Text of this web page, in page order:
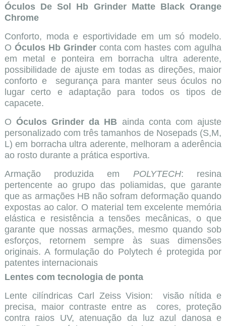
Óculos De Sol Hb Grinder Matte Black Orange
Chrome
Conforto, moda e esportividade em um só modelo.
O Óculos Hb Grinderconta com hastes com agulha
em metal e ponteira em borracha ultra aderente,
possibilidade de ajuste em todas as direções, maior
conforto e segurança para manter seus óculos no
lugar certo e adaptação para todos os tipos de
capacete.
OÓculos Grinder da HB ainda conta com ajuste
personalizado com três tamanhos de Nosepads (S,M,
L) em borracha ultra aderente, melhoram a aderência
ao rosto durante a prática esportiva.
Armação produzida em POLYTECH: resina
pertencente ao grupo das poliamidas, que garante
que as armações HB não sofram deformação quando
expostas ao calor. O material tem excelente memória
elástica e resistência a tensões mecânicas, o que
garante que nossas armações, mesmo quando sob
esforços, retornem sempre às suas dimensões
originais. A formulação do Polytech é protegida por
patentes internacionais
Lentes com tecnologia de ponta
Lente cilíndricas Carl Zeiss Vision: visão nítida e
precisa, maior contraste entre as cores, proteção
contra raios UV, atenuação da luz azul danosa e